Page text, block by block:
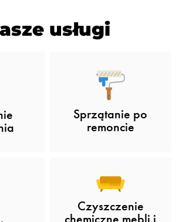
usługi
Sprzątanie po
remoncie
Czyszczenie